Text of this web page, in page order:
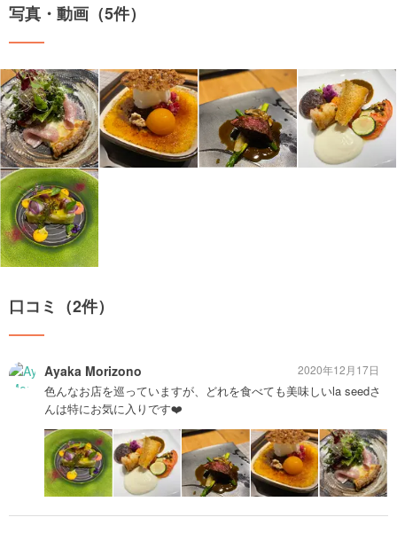
写真・動画（5件）
口コミ（2件）
Ayaka Morizono
色んなお店を巡っていますが、どれを食べても美味しいla seedさ
んは特にお気に入りです❤️
2020年12月17日